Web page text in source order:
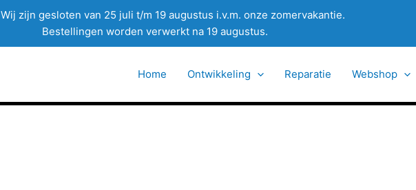
Wij zijn gesloten van 25 juli t/m 19 augustus i.v.m. onze zomervakantie.
Bestellingen worden verwerkt na 19 augustus.
Home Ontwikkeling Reparatie Webshop